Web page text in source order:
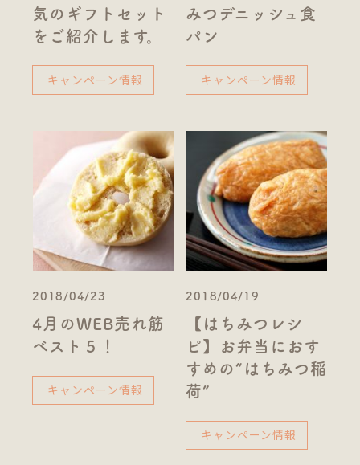
気のギフトセット
をご紹介します。
キャンペーン情報
みつデニッシュ食
パン
キャンペーン情報
2018/04/23
4月のWEB売れ筋
ベスト５！
キャンペーン情報
2018/04/19
【はちみつレシ
ピ】お弁当におす
すめの“はちみつ稲
荷”
キャンペーン情報